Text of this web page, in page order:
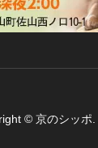
© 京のシッポ